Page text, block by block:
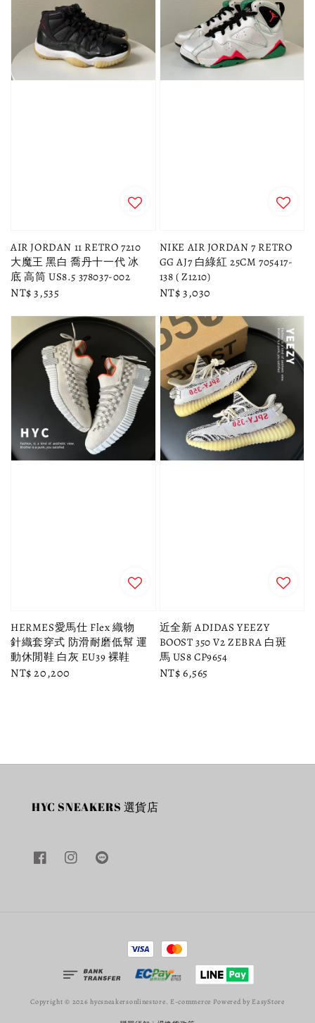
AIR JORDAN 11 RETRO 7210
大魔王 黑白 喬丹十一代 冰
底 高筒 US8.5 378037-002
Regular
NT$ 3,535
NIKE AIR JORDAN 7 RETRO
GG AJ7 白綠紅 25CM 705417-
138 ( Z1210)
Regular
NT$ 3,030
HERMES愛馬仕 Flex 織物
針織套穿式 防滑耐磨低幫 運
動休閒鞋 白灰 EU39 裸鞋
Regular
NT$ 20,200
近全新 ADIDAS YEEZY
BOOST 350 V2 ZEBRA 白斑
馬 US8 CP9654
Regular
NT$ 6,565
HYC SNEAKERS 選貨店
Copyright © 2026 hycsneakersonlinestore. E-commerce Powered by EasyStore